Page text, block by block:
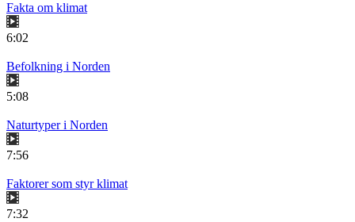
Fakta om klimat
6:02
Befolkning i Norden
5:08
Naturtyper i Norden
7:56
Faktorer som styr klimat
7:32